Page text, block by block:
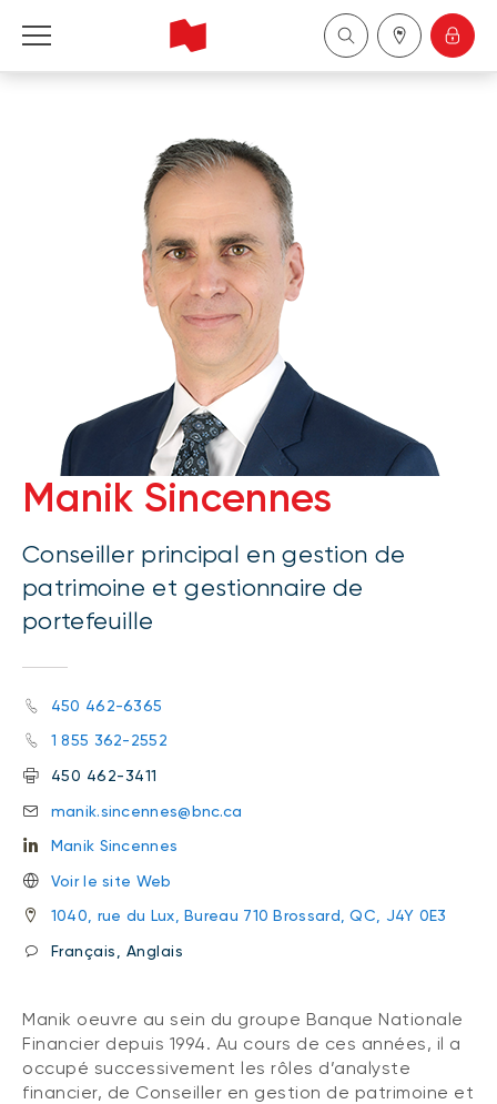
Manik Sincennes
Conseiller principal en gestion de
patrimoine et gestionnaire de
portefeuille
450 462-6365
1 855 362-2552
450 462-3411
manik.sincennes@bnc.ca
Manik Sincennes
Voir le site Web
1040, rue du Lux, Bureau 710 Brossard, QC, J4Y 0E3
Français, Anglais
Manik oeuvre au sein du groupe Banque Nationale
Financier depuis 1994. Au cours de ces années, il a
occupé successivement les rôles d’analyste
financier, de Conseiller en gestion de patrimoine et